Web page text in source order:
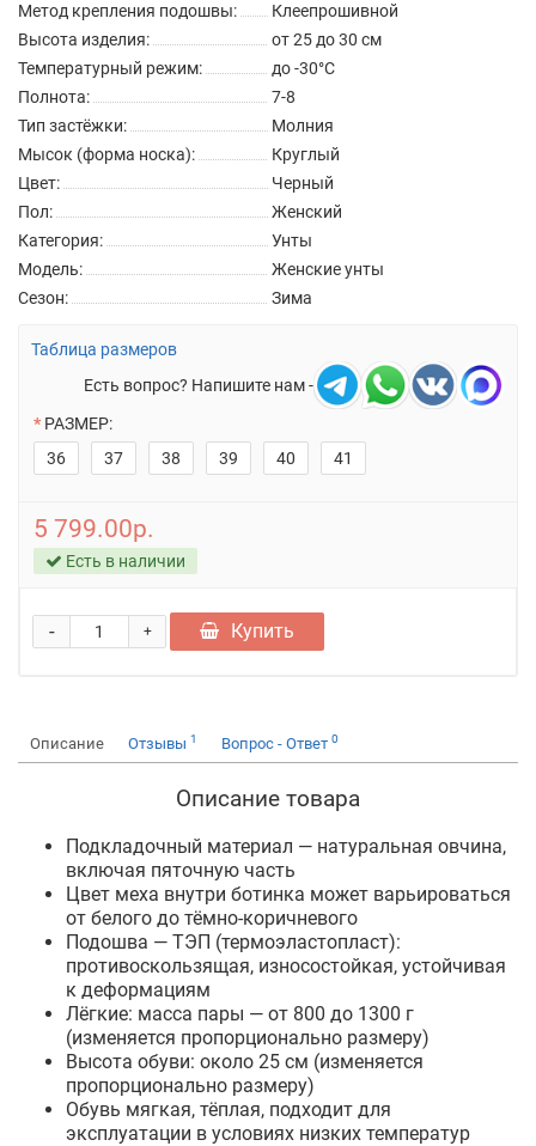
Метод крепления подошвы:
Клеепрошивной
Высота изделия:
от 25 до 30 см
Температурный режим:
до -30°C
Полнота:
7-8
Тип застёжки:
Молния
Мысок (форма носка):
Круглый
Цвет:
Черный
Пол:
Женский
Категория:
Унты
Модель:
Женские унты
Сезон:
Зима
Таблица размеров
Есть вопрос? Напишите нам -
РАЗМЕР:
36
37 38 39 40 41
5 799.00р.
Есть в наличии
+
- Купить
Описание Отзывы 1 Вопрос - Ответ 0
Описание товара
Подкладочный материал — натуральная овчина,
включая пяточную часть
Цвет меха внутри ботинка может варьироваться
от белого до тёмно-коричневого
Подошва — ТЭП (термоэластопласт):
противоскользящая, износостойкая, устойчивая
к деформациям
Лёгкие: масса пары — от 800 до 1300 г
(изменяется пропорционально размеру)
Высота обуви: около 25 см (изменяется
пропорционально размеру)
Обувь мягкая, тёплая, подходит для
эксплуатации в условиях низких температур